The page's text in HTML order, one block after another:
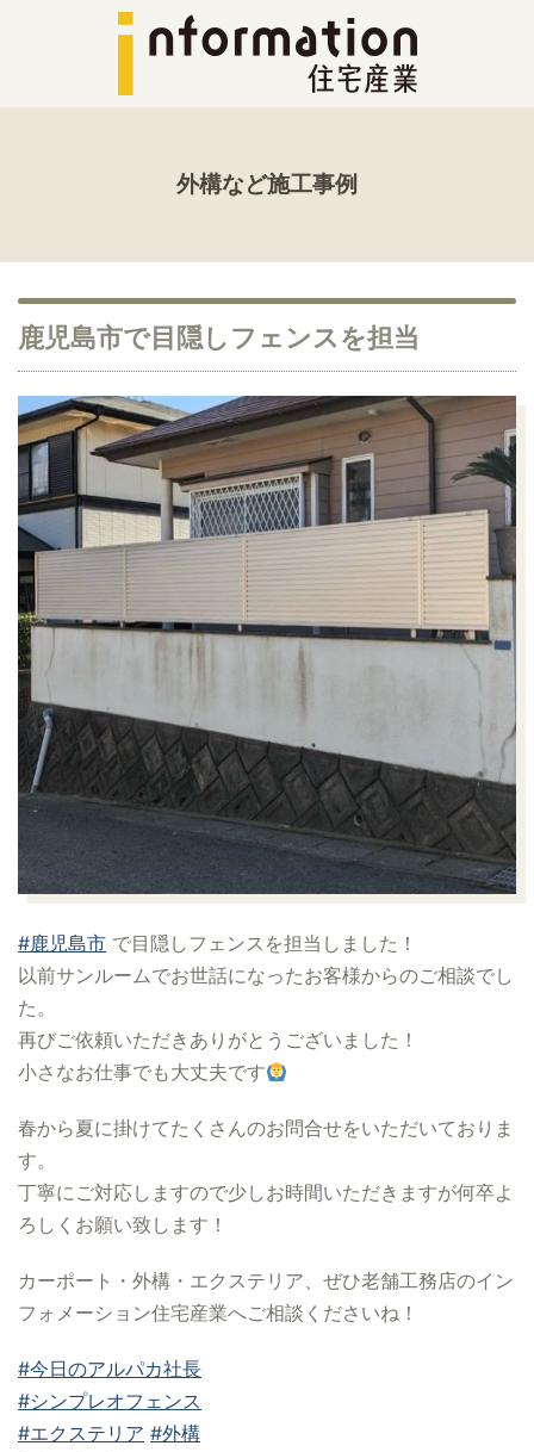
外構など施工事例
鹿児島市で目隠しフェンスを担当
#鹿児島市 で目隠しフェンスを担当しました！
以前サンルームでお世話になったお客様からのご相談でし
た。
再びご依頼いただきありがとうございました！
小さなお仕事でも大丈夫です
春から夏に掛けてたくさんのお問合せをいただいておりま
す。
丁寧にご対応しますので少しお時間いただきますが何卒よ
ろしくお願い致します！
カーポート・外構・エクステリア、ぜひ老舗工務店のイン
フォメーション住宅産業へご相談くださいね！
#今日のアルパカ社長
#シンプレオフェンス
#エクステリア #外構